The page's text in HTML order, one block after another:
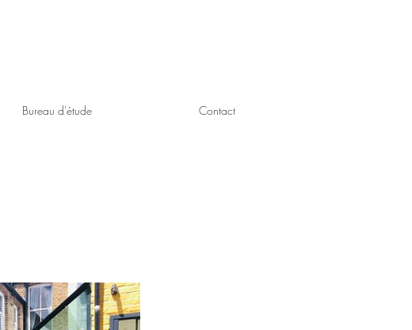
Bureau d'étude Contact